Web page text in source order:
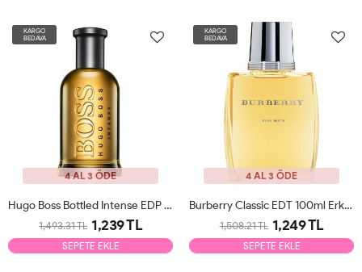
KARGO
BEDAVA
4 AL 3 ÖDE
Hugo Boss Bottled Intense EDP 100ml Erkek Parfüm Tester
1,493.31 TL 1,239 TL
SEPETE EKLE
KARGO
BEDAVA
4 AL 3 ÖDE
Burberry Classic EDT 100ml Erkek Parfüm Tester
1,508.21 TL 1,249 TL
SEPETE EKLE